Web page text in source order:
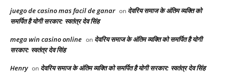
juego de casino mas facil de ganar on देवरिय समाज के अंतिम व्यक्ति को
समर्पित है योगी सरकार: स्वतंत्र देव सिंह
mega win casino online on देवरिय समाज के अंतिम व्यक्ति को समर्पित है योगी
सरकार: स्वतंत्र देव सिंह
Henry on देवरिय समाज के अंतिम व्यक्ति को समर्पित है योगी सरकार: स्वतंत्र देव सिंह